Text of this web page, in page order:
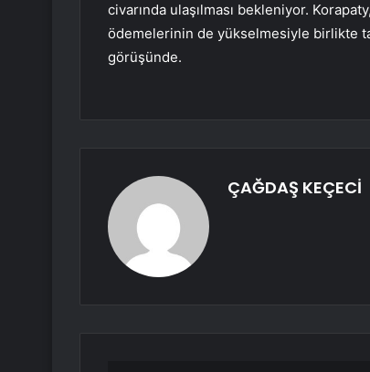
civarında ulaşılması bekleniyor.
ödemelerinin de yükselmesiyle birlikte
görüşünde.
ÇAĞDAŞ KEÇECİ